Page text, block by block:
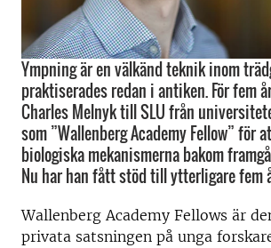
Ympning är en välkänd teknik inom
praktiserades redan i antiken. För fem
Charles Melnyk till SLU från
som ”Wallenberg Academy Fellow” för
biologiska mekanismerna bakom
Nu har han fått stöd till ytterligare fem
Wallenberg Academy Fellows är
privata satsningen på unga